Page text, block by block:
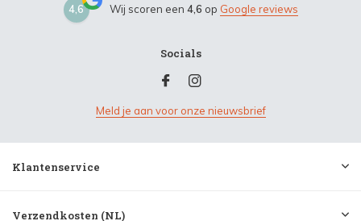
4,6 Wij scoren een 4,6 op Google reviews
Socials
Meld je aan voor onze nieuwsbrief
Klantenservice
Verzendkosten (NL)